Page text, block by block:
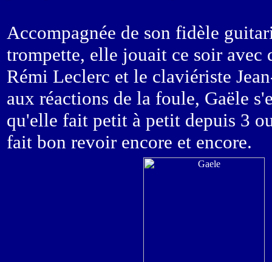
Accompagnée de son fidèle
trompette, elle jouait ce soir avec
Rémi Leclerc et le claviériste
aux réactions de la foule, Gaële
qu'elle fait petit à petit depuis 3
fait bon revoir encore et encore.